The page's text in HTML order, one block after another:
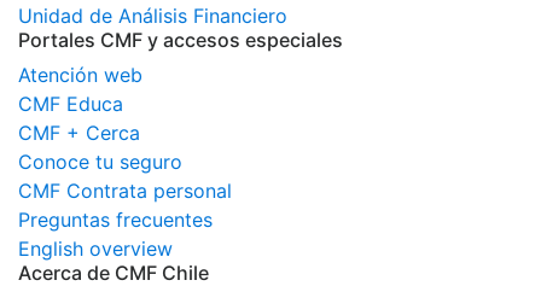
Unidad de Análisis Financiero
Portales CMF y accesos especiales
Atención web
CMF Educa
CMF + Cerca
Conoce tu seguro
CMF Contrata personal
Preguntas frecuentes
English overview
Acerca de CMF Chile